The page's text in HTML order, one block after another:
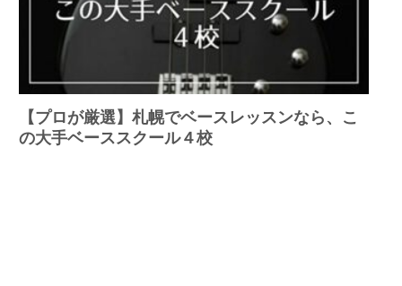
【プロが厳選】札幌でベースレッスンなら、こ
の大手ベーススクール４校